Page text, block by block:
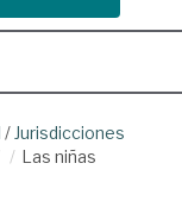
/ Jurisdicciones
Las niñas